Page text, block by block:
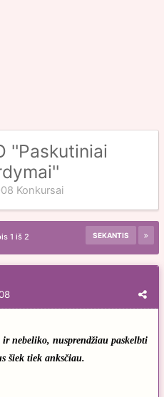
''Paskutiniai
Konkursai
SEKANTIS
1 iš 2
nebeliko, nusprendžiau paskelbti
šiek tiek anksčiau.